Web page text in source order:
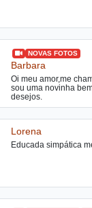
NOVAS FOTOS
Barbara
Oi meu amor,me
sou uma novinha
desejos.
Lorena
Educada simpática